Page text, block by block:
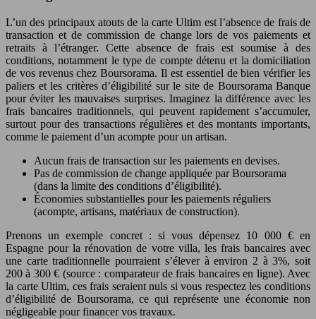
L’un des principaux atouts de la carte Ultim est l’absence de frais de
transaction et de commission de change lors de vos paiements et
retraits à l’étranger. Cette absence de frais est soumise à des
conditions, notamment le type de compte détenu et la domiciliation
de vos revenus chez Boursorama. Il est essentiel de bien vérifier les
paliers et les critères d’éligibilité sur le site de Boursorama Banque
pour éviter les mauvaises surprises. Imaginez la différence avec les
frais bancaires traditionnels, qui peuvent rapidement s’accumuler,
surtout pour des transactions régulières et des montants importants,
comme le paiement d’un acompte pour un artisan.
Aucun frais de transaction sur les paiements en devises.
Pas de commission de change appliquée par Boursorama
(dans la limite des conditions d’éligibilité).
Économies substantielles pour les paiements réguliers
(acompte, artisans, matériaux de construction).
Prenons un exemple concret : si vous dépensez 10 000 € en
Espagne pour la rénovation de votre villa, les frais bancaires avec
une carte traditionnelle pourraient s’élever à environ 2 à 3%, soit
200 à 300 € (source : comparateur de frais bancaires en ligne). Avec
la carte Ultim, ces frais seraient nuls si vous respectez les conditions
d’éligibilité de Boursorama, ce qui représente une économie non
négligeable pour financer vos travaux.